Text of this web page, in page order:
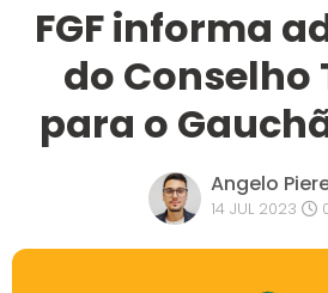
FGF informa
do Conselho
para o
Angelo
14 JUL 2023